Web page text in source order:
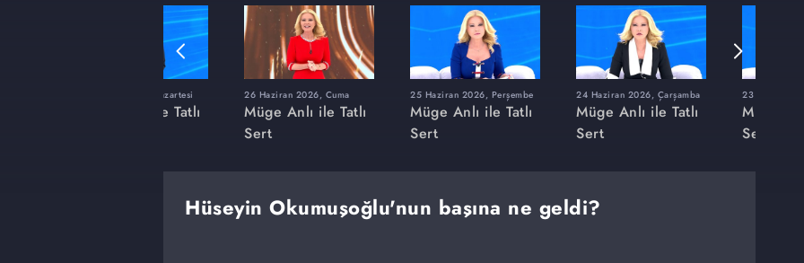
8 Haziran 2026, Pazartesi
Müge Anlı ile Tatlı
26 Haziran 2026, Cuma
Müge Anlı ile Tatlı
Sert
25 Haziran 2026, Perşembe
Müge Anlı ile Tatlı
Sert
24 Haziran 2026, Çarşamba
Müge Anlı ile Tatlı
Sert
23 Haziran
Müge
Sert
Hüseyin Okumuşoğlu'nun başına ne geldi?